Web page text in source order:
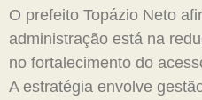
O prefeito Topázio Neto
administração está na
no fortalecimento do
A estratégia envolve